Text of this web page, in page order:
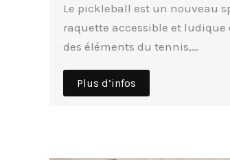
Le pickleball est un nouveau
raquette accessible et
des éléments du tennis,…
Plus d’infos